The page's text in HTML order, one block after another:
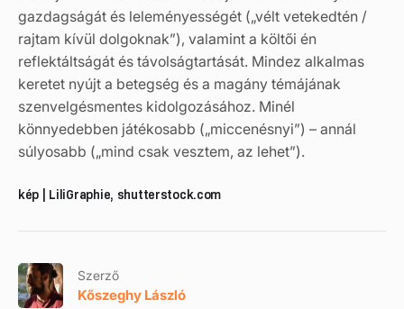
gazdagságát és leleményességét („vélt vetekedtén /
rajtam kívül dolgoknak”), valamint a költői én
reflektáltságát és távolságtartását. Mindez alkalmas
keretet nyújt a betegség és a magány témájának
szenvelgésmentes kidolgozásához. Minél
könnyedebben játékosabb („miccenésnyi”) – annál
súlyosabb („mind csak vesztem, az lehet”).
kép | LiliGraphie, shutterstock.com
Szerző
Kőszeghy László